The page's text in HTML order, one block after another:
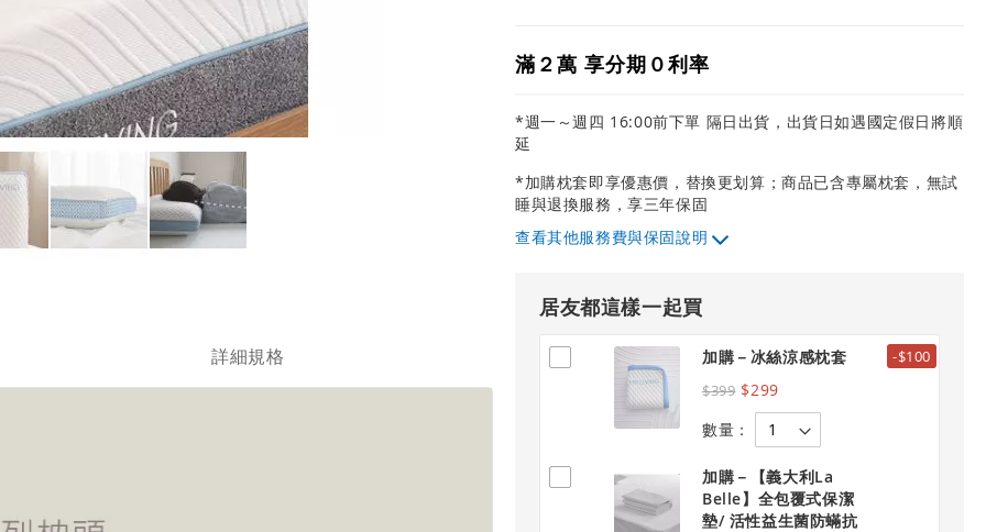
庫
滿２萬 享分期０利率
*週一～週四 16:00前下單 隔日出貨，出貨日如遇國定假日將順
延
*加購枕套即享優惠價，替換更划算；商品已含專屬枕套，無試
睡與退換服務，享三年保固
其他服務費與保固說明
居友都這樣一起買
加購－冰絲涼感枕套
$399 $299
數量：
-$100
加購－【義大利La
Belle】全包覆式保潔
墊/ 活性益生菌防蟎抗
詳細規格